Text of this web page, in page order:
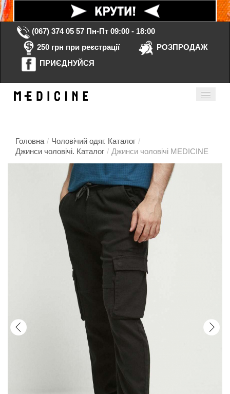
(067) 374 05 57 Пн-Пт 09:00 - 18:00
250 грн при реєстрації
РОЗПРОДАЖ
ПРИЄДНУЙСЯ
Головна / Чоловічий одяг. Каталог /
Джинси чоловічі. Каталог / Джинси чоловічі MEDICINE